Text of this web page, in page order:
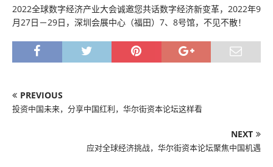
2022全球数字经济产业大会诚邀您共话数字经济新变革，2022年9
月27日－29日，深圳会展中心（福田）7、8号馆，不见不散！
PREVIOUS
投资中国未来，分享中国红利，华尔街资本论坛这样看
NEXT
应对全球经济挑战，华尔街资本论坛聚焦中国机遇